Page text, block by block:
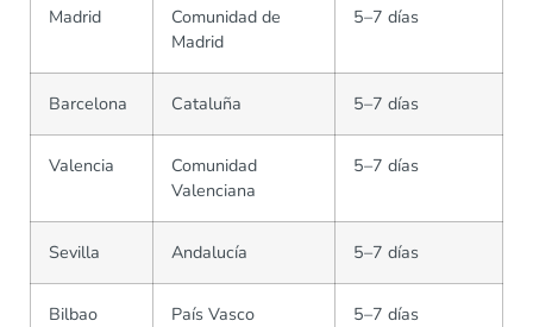
Madrid
Comunidad de
Madrid
5–7 días
Barcelona Cataluña 5–7 días
Valencia
Comunidad
Valenciana
5–7 días
Sevilla Andalucía 5–7 días
Bilbao País Vasco 5–7 días